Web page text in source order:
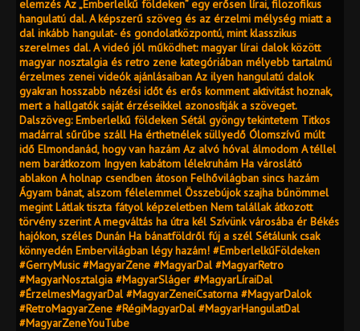
elemzés Az „Emberlelkű földeken” egy erősen lírai, filozofikus
hangulatú dal. A képszerű szöveg és az érzelmi mélység miatt a
dal inkább hangulat- és gondolatközpontú, mint klasszikus
szerelmes dal. A videó jól működhet: magyar lírai dalok között
magyar nosztalgia és retro zene kategóriában mélyebb tartalmú
érzelmes zenei videók ajánlásaiban Az ilyen hangulatú dalok
gyakran hosszabb nézési időt és erős komment aktivitást hoznak,
mert a hallgatók saját érzéseikkel azonosítják a szöveget.
Dalszöveg: Emberlelkű földeken Sétál gyöngy tekintetem Titkos
madárral sűrűbe száll Ha érthetnélek süllyedő Ólomszívű múlt
idő Elmondanád, hogy van hazám Az alvó hóval álmodom A téllel
nem barátkozom Ingyen kabátom lélekruhám Ha városlátó
ablakon A holnap csendben átoson Felhővilágban sincs hazám
Ágyam bánat, alszom félelemmel Összebújok szajha bűnömmel
megint Látlak tiszta fátyol képzeletben Nem talállak átkozott
törvény szerint A megváltás ha útra kél Szívünk városába ér Békés
hajókon, széles Dunán Ha bánatföldről fúj a szél Sétálunk csak
könnyedén Embervilágban légy hazám! #EmberlelkűFöldeken
#GerryMusic #MagyarZene #MagyarDal #MagyarRetro
#MagyarNosztalgia #MagyarSláger #MagyarLíraiDal
#ÉrzelmesMagyarDal #MagyarZeneiCsatorna #MagyarDalok
#RetroMagyarZene #RégiMagyarDal #MagyarHangulatDal
#MagyarZeneYouTube